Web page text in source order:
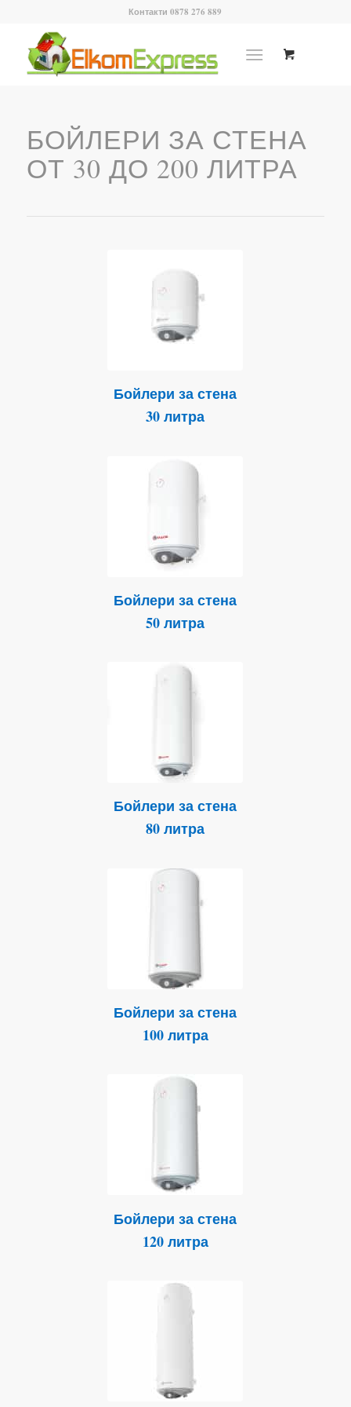
Контакти 0878 276 889
БОЙЛЕРИ ЗА СТЕНА
ОТ 30 ДО 200 ЛИТРА
Бойлери за стена
30 литра
Бойлери за стена
50 литра
Бойлери за стена
80 литра
Бойлери за стена
100 литра
Бойлери за стена
120 литра